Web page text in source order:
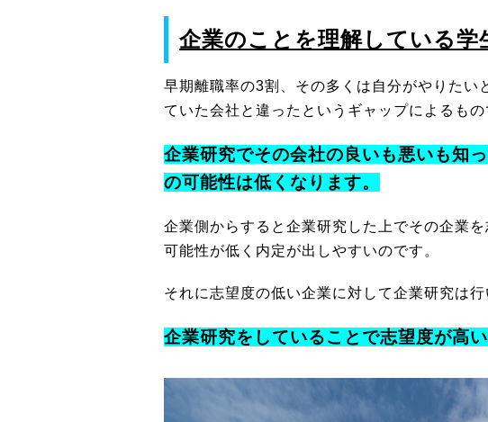
企業のことを理解している学
早期離職率の3割、その多くは自分がやりたい
ていた会社と違ったというギャップによるもの
企業研究でその会社の良いも悪いも知
の可能性は低くなります。
企業側からすると企業研究した上でその企業
可能性が低く内定が出しやすいのです。
それに志望度の低い企業に対して企業研究は行
企業研究をしていることで志望度が高